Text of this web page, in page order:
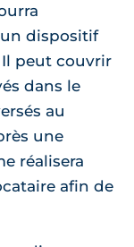
dispositif
peut couvrir
dans le
au
une
réalisera
afin de